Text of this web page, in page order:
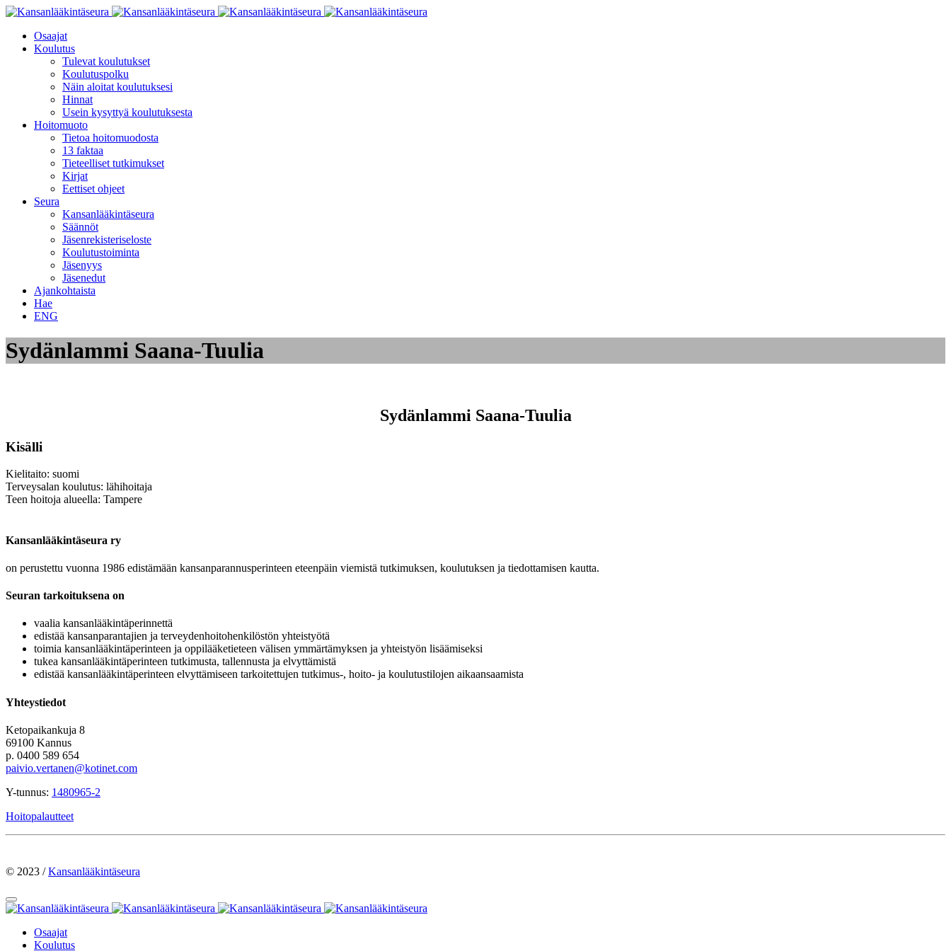
Osaajat
Koulutus
Tulevat koulutukset
Koulutuspolku
Näin aloitat koulutuksesi
Hinnat
Usein kysyttyä koulutuksesta
Hoitomuoto
Tietoa hoitomuodosta
13 faktaa
Tieteelliset tutkimukset
Kirjat
Eettiset ohjeet
Seura
Kansanlääkintäseura
Säännöt
Jäsenrekisteriseloste
Koulutustoiminta
Jäsenyys
Jäsenedut
Ajankohtaista
Hae
ENG
Sydänlammi Saana-Tuulia
Sydänlammi Saana-Tuulia
Kisälli
Kielitaito: suomi
Terveysalan koulutus: lähihoitaja
Teen hoitoja alueella: Tampere
Kansanlääkintäseura ry
on perustettu vuonna 1986 edistämään kansanparannusperinteen eteenpäin viemistä tutkimuksen, koulutuksen ja tiedottamisen kautta.
Seuran tarkoituksena on
vaalia kansanlääkintäperinnettä
edistää kansanparantajien ja terveydenhoitohenkilöstön yhteistyötä
toimia kansanlääkintäperinteen ja oppilääketieteen välisen ymmärtämyksen ja yhteistyön lisäämiseksi
tukea kansanlääkintäperinteen tutkimusta, tallennusta ja elvyttämistä
edistää kansanlääkintäperinteen elvyttämiseen tarkoitettujen tutkimus-, hoito- ja koulutustilojen aikaansaamista
Yhteystiedot
Ketopaikankuja 8
69100 Kannus
p. 0400 589 654
paivio.vertanen@kotinet.com
Y-tunnus: 1480965-2
Hoitopalautteet
© 2023 /Kansanlääkintäseura
Osaajat
Koulutus